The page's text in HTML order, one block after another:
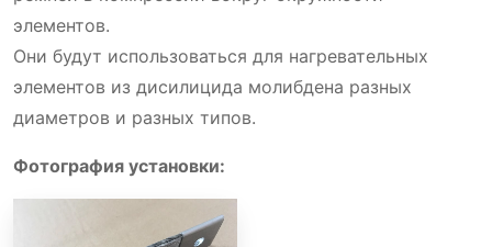
элементов.
Они будут использоваться для нагревательных
элементов из дисилицида молибдена разных
диаметров и разных типов.
Фотография установки: